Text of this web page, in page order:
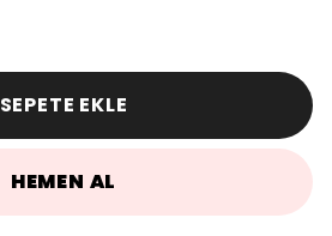
SEPETE EKLE
HEMEN AL